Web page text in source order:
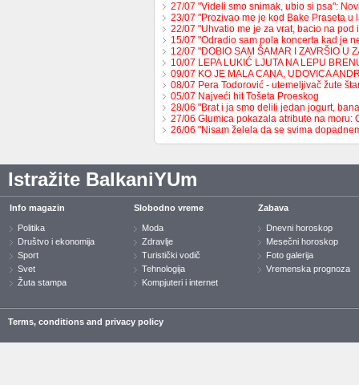
27/07 "Videli smo snimak, ubio si psa":
23/07 "Prozivao me je kod Bake Praseta
22/07 "Uhvatio me je za vrat, bacio na
15/07 "Odradio sam pola koncerta kad je
12/07 "DOBIO SAM ŠAMAR I ZAVRŠIO U
10/07 LEPA LUKIĆ LJUTA NA LEPU
09/07 KO JE MALA CANA, UDOVICA
08/07 Pera Todorović - utemeljivač žute
05/07 Najveći hit Tošeta Proeskog
28/06 "Brat i ja smo delili jedan jogurt,
27/06 Glumica pokazala atribute na moru:
26/06 "Nisam želela da se svima
Istražite BalkaniYUm
Info magazin
Politika
Društvo i ekonomija
Sport
Svet
Žuta stampa
Slobodno vreme
Moda
Zdravlje
Turistički vodič
Tehnologija
Kompjuteri i internet
Zabava
Dnevni horoskop
Mesečni horoskop
Foto galerija
Vremenska prognoza
Terms, conditions and privacy policy